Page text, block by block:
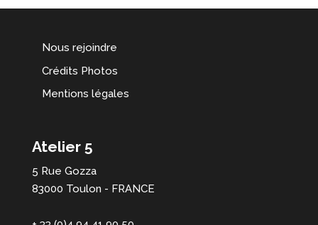
Nous rejoindre
Crédits Photos
Mentions légales
Atelier 5
5 Rue Gozza
83000 Toulon - FRANCE